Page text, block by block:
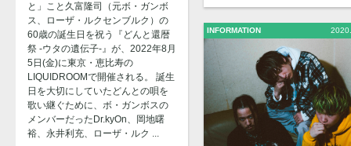
と」こと久富隆司（元ボ・ガンボ
ス、ローザ・ルクセンブルク）の
60歳の誕生日を祝う『どんと還暦
祭 -ウタの遺伝子-』が、2022年8月
5日(金)に東京・恵比寿の
LIQUIDROOMで開催される。 誕生
日を大切にしていたどんとの唄を
歌い継ぐために、ボ・ガンボスの
メンバーだったDr.kyOn、岡地曙
裕、永井利充、ローザ・ルク ...
INFORMATION